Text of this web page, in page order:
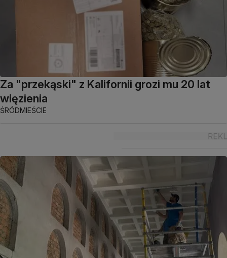
Za "przekąski" z Kalifornii grozi mu 20 lat
więzienia
ŚRÓDMIEŚCIE